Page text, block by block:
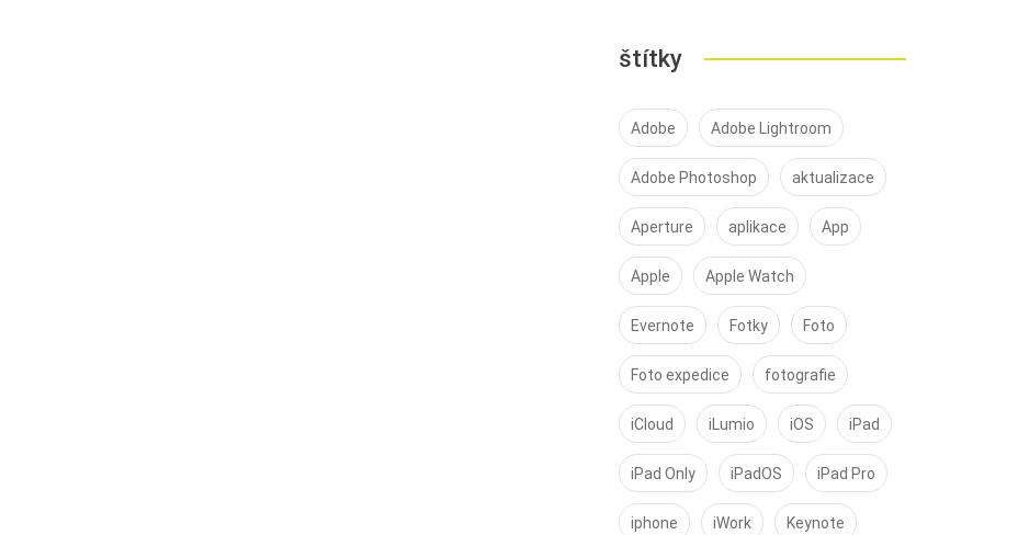
štítky
Adobe Adobe Lightroom
Adobe Photoshop aktualizace
Aperture aplikace App
Apple Apple Watch
Evernote Fotky Foto
Foto expedice fotografie
iCloud iLumio iOS iPad
iPad Only iPadOS iPad Pro
iphone iWork Keynote